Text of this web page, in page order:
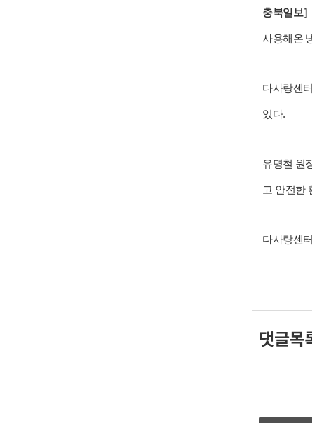
충북일보］
사용해온
다사랑센
있다.
유명철 원
고 안전한
다사랑센
댓글목